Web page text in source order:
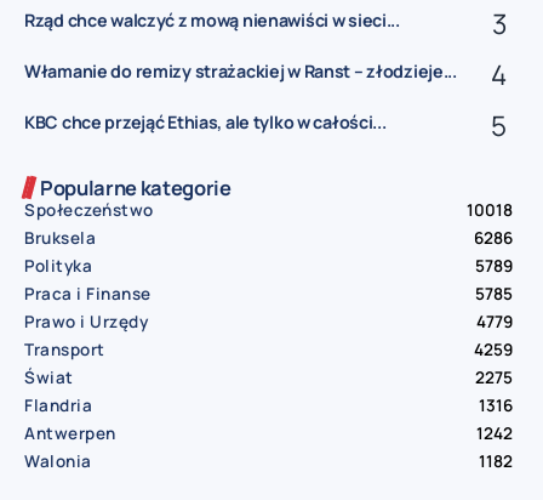
Rząd chce walczyć z mową nienawiści w sieci...
Włamanie do remizy strażackiej w Ranst – złodzieje...
KBC chce przejąć Ethias, ale tylko w całości...
Popularne kategorie
Społeczeństwo
10018
Bruksela
6286
Polityka
5789
Praca i Finanse
5785
Prawo i Urzędy
4779
Transport
4259
Świat
2275
Flandria
1316
Antwerpen
1242
Walonia
1182